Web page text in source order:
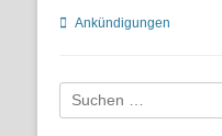
Kategorien
Ankündigungen
Suchen
nach: